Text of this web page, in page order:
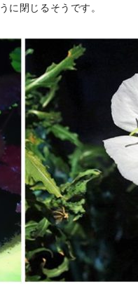
に閉じるそうです。